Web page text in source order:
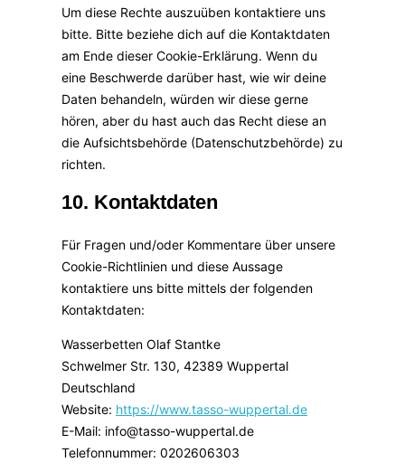
Um diese Rechte auszuüben kontaktiere uns
bitte. Bitte beziehe dich auf die Kontaktdaten
am Ende dieser Cookie-Erklärung. Wenn du
eine Beschwerde darüber hast, wie wir deine
Daten behandeln, würden wir diese gerne
hören, aber du hast auch das Recht diese an
die Aufsichtsbehörde (Datenschutzbehörde) zu
richten.
10. Kontaktdaten
Für Fragen und/oder Kommentare über unsere
Cookie-Richtlinien und diese Aussage
kontaktiere uns bitte mittels der folgenden
Kontaktdaten:
Wasserbetten Olaf Stantke
Schwelmer Str. 130, 42389 Wuppertal
Deutschland
Website: https://www.tasso-wuppertal.de
E-Mail: info@tasso-wuppertal.de
Telefonnummer: 0202606303